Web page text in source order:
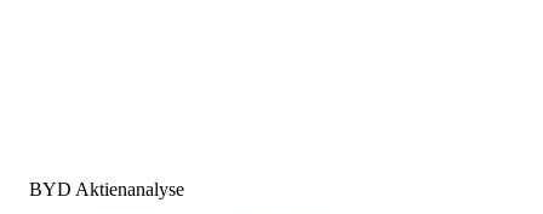
BYD Aktienanalyse